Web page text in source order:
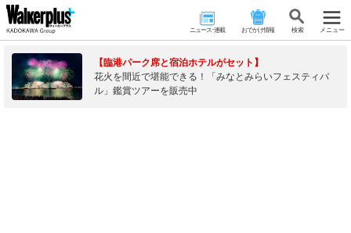
ニュース･連載 おでかけ情報 検 索 メニュー
【臨港パーク席と宿泊ホテルがセット】
花火を間近で堪能できる！「みなとみらいフェスティバ
ル」鑑賞ツアーを販売中